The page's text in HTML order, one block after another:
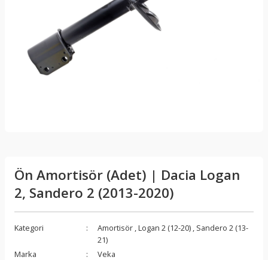
Ön Amortisör (Adet) | Dacia Logan
2, Sandero 2 (2013-2020)
Kategori Amortisör ,Logan 2 (12-20) , Sandero 2 (13-
21)
Marka
Veka